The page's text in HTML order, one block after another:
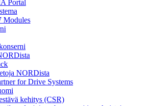
Portal
Modules
NORDista
for Drive Systems
kehitys (CSR)